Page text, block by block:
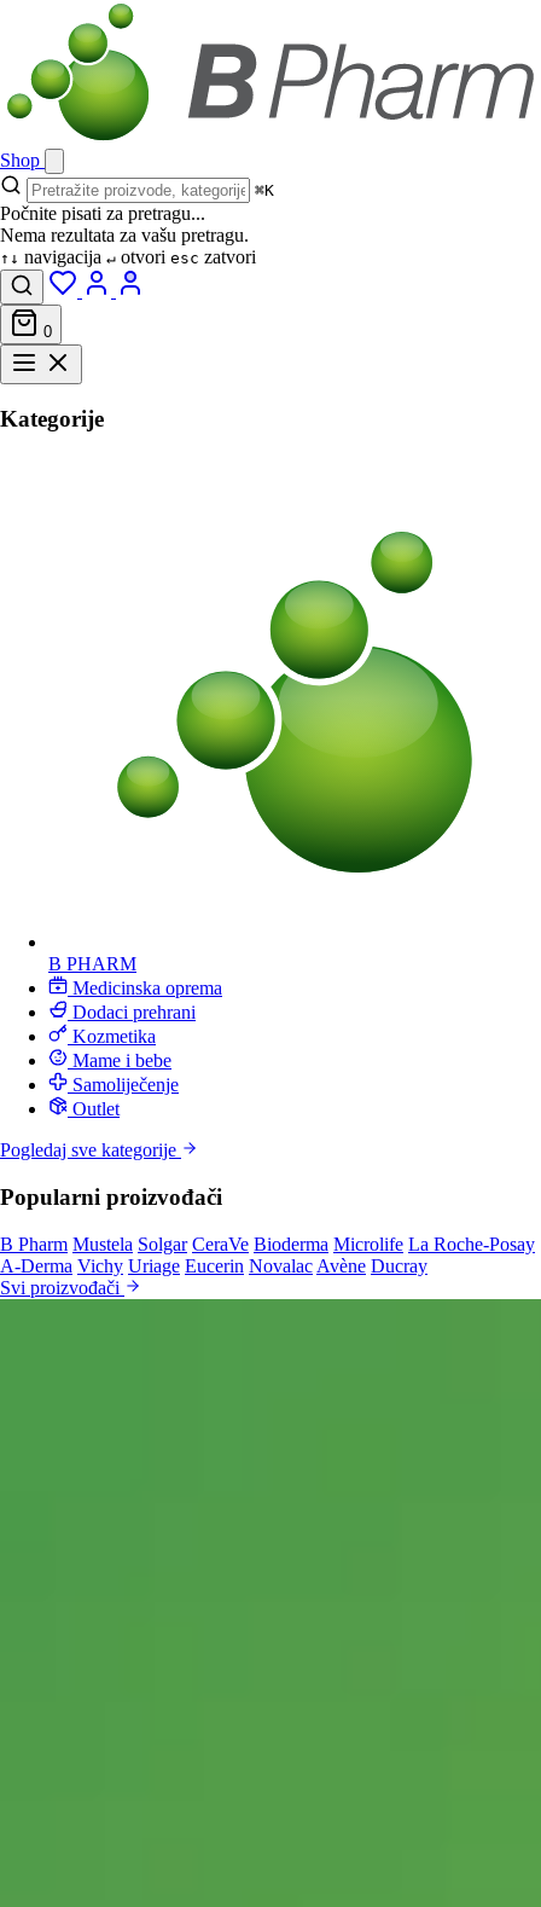
Shop
⌘K
Počnite pisati za pretragu...
Nema rezultata za vašu pretragu.
↑↓ navigacija ↵ otvori esc zatvori
0
Kategorije
B PHARM
Medicinska oprema
Dodaci prehrani
Kozmetika
Mame i bebe
Samoliječenje
Outlet
Pogledaj sve kategorije
Popularni proizvođači
B Pharm Mustela Solgar CeraVe Bioderma Microlife La Roche-Posay
A-Derma Vichy Uriage Eucerin Novalac Avène Ducray
Svi proizvođači